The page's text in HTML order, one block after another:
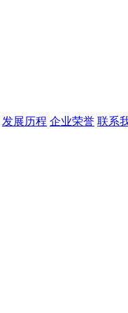
发展历程 企业荣誉 联系